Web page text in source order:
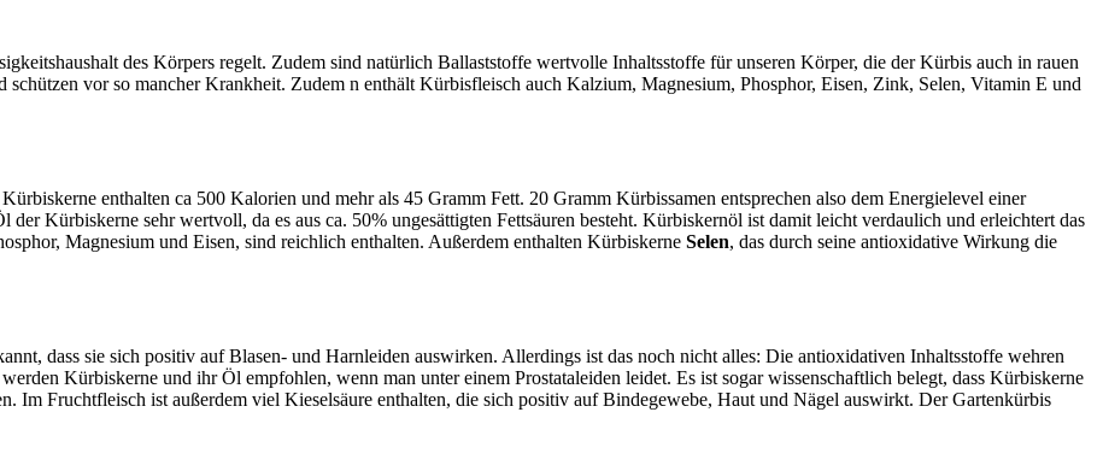
des Körpers regelt. Zudem sind natürlich Ballaststoffe wertvolle Inhaltsstoffe für unseren Körper, die der Kürbis auch in rauen
vor so mancher Krankheit. Zudem n enthält Kürbisfleisch auch Kalzium, Magnesium, Phosphor, Eisen, Zink, Selen, Vitamin E und
enthalten ca 500 Kalorien und mehr als 45 Gramm Fett. 20 Gramm Kürbissamen entsprechen also dem Energielevel einer
Kürbiskerne sehr wertvoll, da es aus ca. 50% ungesättigten Fettsäuren besteht. Kürbiskernöl ist damit leicht verdaulich und erleichtert das
Magnesium und Eisen, sind reichlich enthalten. Außerdem enthalten Kürbiskerne Selen, das durch seine antioxidative Wirkung die
dass sie sich positiv auf Blasen- und Harnleiden auswirken. Allerdings ist das noch nicht alles: Die antioxidativen Inhaltsstoffe wehren
Kürbiskerne und ihr Öl empfohlen, wenn man unter einem Prostataleiden leidet. Es ist sogar wissenschaftlich belegt, dass Kürbiskerne
Im Fruchtfleisch ist außerdem viel Kieselsäure enthalten, die sich positiv auf Bindegewebe, Haut und Nägel auswirkt. Der Gartenkürbis